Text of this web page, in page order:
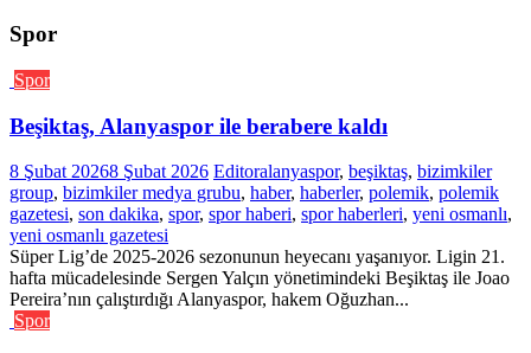
Spor
Spor
Beşiktaş, Alanyaspor ile berabere kaldı
8 Şubat 20268 Şubat 2026 Editoralanyaspor, beşiktaş, bizimkiler
group, bizimkiler medya grubu, haber, haberler, polemik, polemik
gazetesi, son dakika, spor, spor haberi, spor haberleri, yeni osmanlı,
yeni osmanlı gazetesi
Süper Lig’de 2025-2026 sezonunun heyecanı yaşanıyor. Ligin 21.
hafta mücadelesinde Sergen Yalçın yönetimindeki Beşiktaş ile Joao
Pereira’nın çalıştırdığı Alanyaspor, hakem Oğuzhan...
Spor